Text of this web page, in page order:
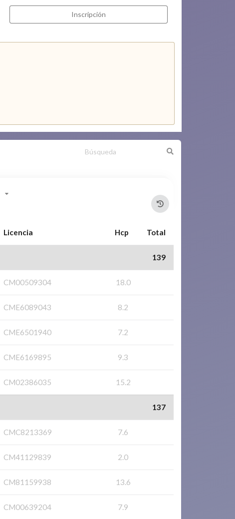
Inscripción
Licencia Hcp Total
139
CM00509304 18.0
CME6089043 8.2
CME6501940 7.2
CME6169895 9.3
CM02386035 15.2
137
CMC8213369 7.6
CM41129839 2.0
CM81159938 13.6
CM00639204 7.9